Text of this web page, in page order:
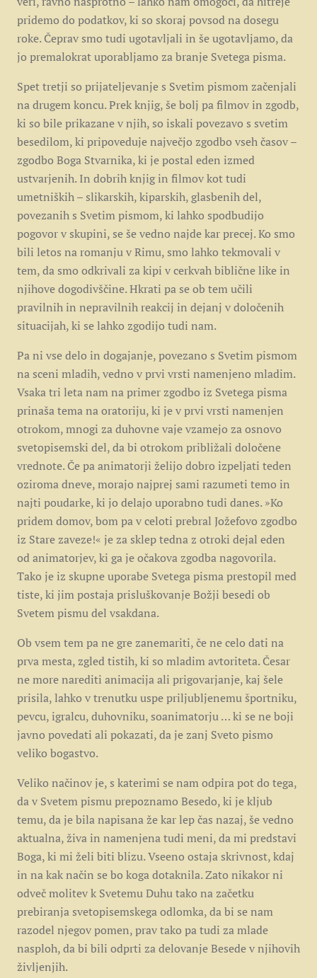
pridemo do podatkov, ki so skoraj povsod na dosegu
roke. Čeprav smo tudi ugotavljali in še ugotavljamo, da
jo premalokrat uporabljamo za branje Svetega pisma.
Spet tretji so prijateljevanje s Svetim pismom začenjali
na drugem koncu. Prek knjig, še bolj pa filmov in zgodb,
ki so bile prikazane v njih, so iskali povezavo s svetim
besedilom, ki pripoveduje največjo zgodbo vseh časov –
zgodbo Boga Stvarnika, ki je postal eden izmed
ustvarjenih. In dobrih knjig in filmov kot tudi
umetniških – slikarskih, kiparskih, glasbenih del,
povezanih s Svetim pismom, ki lahko spodbudijo
pogovor v skupini, se še vedno najde kar precej. Ko smo
bili letos na romanju v Rimu, smo lahko tekmovali v
tem, da smo odkrivali za kipi v cerkvah biblične like in
njihove dogodivščine. Hkrati pa se ob tem učili
pravilnih in nepravilnih reakcij in dejanj v določenih
situacijah, ki se lahko zgodijo tudi nam.
Pa ni vse delo in dogajanje, povezano s Svetim pismom
na sceni mladih, vedno v prvi vrsti namenjeno mladim.
Vsaka tri leta nam na primer zgodbo iz Svetega pisma
prinaša tema na oratoriju, ki je v prvi vrsti namenjen
otrokom, mnogi za duhovne vaje vzamejo za osnovo
svetopisemski del, da bi otrokom približali določene
vrednote. Če pa animatorji želijo dobro izpeljati teden
oziroma dneve, morajo najprej sami razumeti temo in
najti poudarke, ki jo delajo uporabno tudi danes. »Ko
pridem domov, bom pa v celoti prebral Jožefovo zgodbo
iz Stare zaveze!« je za sklep tedna z otroki dejal eden
od animatorjev, ki ga je očakova zgodba nagovorila.
Tako je iz skupne uporabe Svetega pisma prestopil med
tiste, ki jim postaja prisluškovanje Božji besedi ob
Svetem pismu del vsakdana.
Ob vsem tem pa ne gre zanemariti, če ne celo dati na
prva mesta, zgled tistih, ki so mladim avtoriteta. Česar
ne more narediti animacija ali prigovarjanje, kaj šele
prisila, lahko v trenutku uspe priljubljenemu športniku,
pevcu, igralcu, duhovniku, soanimatorju … ki se ne boji
javno povedati ali pokazati, da je zanj Sveto pismo
veliko bogastvo.
Veliko načinov je, s katerimi se nam odpira pot do tega,
da v Svetem pismu prepoznamo Besedo, ki je kljub
temu, da je bila napisana že kar lep čas nazaj, še vedno
aktualna, živa in namenjena tudi meni, da mi predstavi
Boga, ki mi želi biti blizu. Vseeno ostaja skrivnost, kdaj
in na kak način se bo koga dotaknila. Zato nikakor ni
odveč molitev k Svetemu Duhu tako na začetku
prebiranja svetopisemskega odlomka, da bi se nam
razodel njegov pomen, prav tako pa tudi za mlade
nasploh, da bi bili odprti za delovanje Besede v njihovih
življenjih.